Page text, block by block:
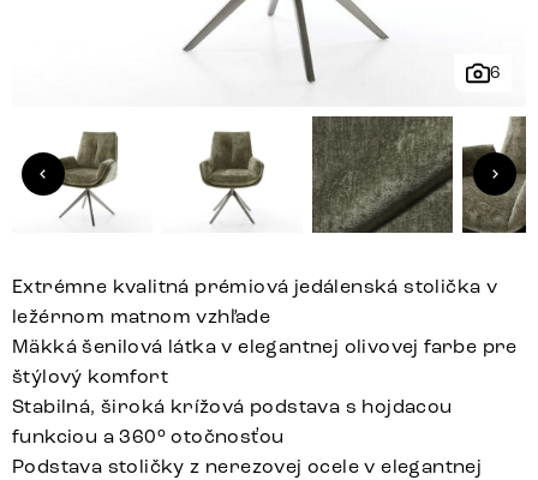
6
Extrémne kvalitná prémiová jedálenská stolička v
ležérnom matnom vzhľade
Mäkká šenilová látka v elegantnej olivovej farbe pre
štýlový komfort
Stabilná, široká krížová podstava s hojdacou
funkciou a 360° otočnosťou
Podstava stoličky z nerezovej ocele v elegantnej